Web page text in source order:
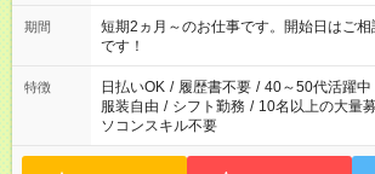
家庭の都合でお休みが必要な場合も遠慮
※週最低15時間以上の勤務が必要です
期間
短期2ヵ月～のお仕事です。開始日はご
です！
特徴 日払いOK / 履歴書不要 / 40～50代活躍中
服装自由 / シフト勤務 / 10名以上の大量
ソコンスキル不要